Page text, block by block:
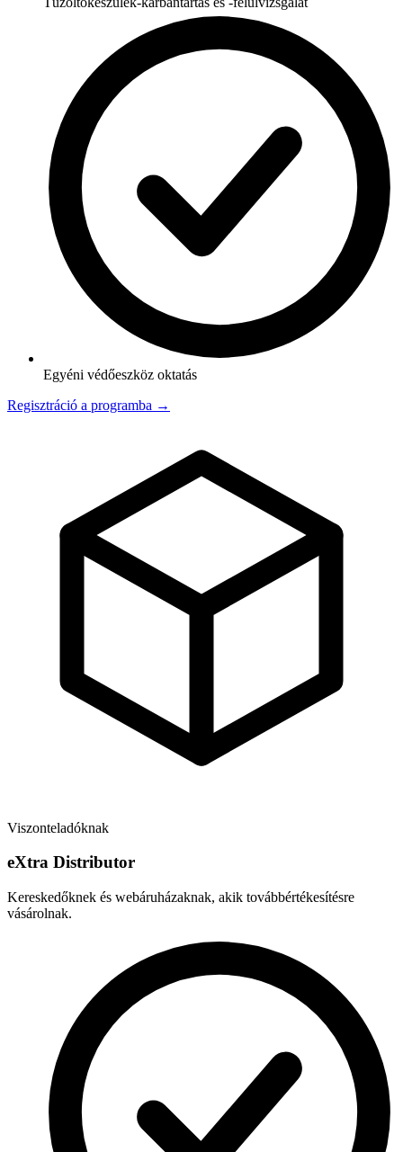
Egyéni védőeszköz oktatás
Regisztráció a programba →
Viszonteladóknak
eXtra Distributor
Kereskedőknek és webáruházaknak, akik továbbértékesítésre
vásárolnak.